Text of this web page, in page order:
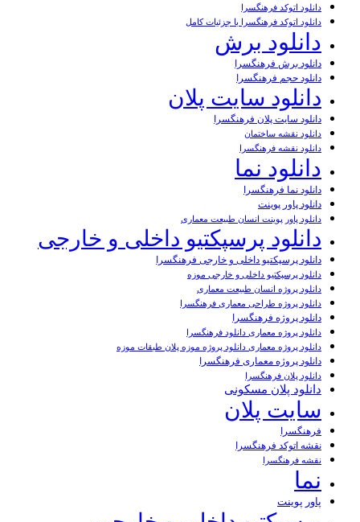
دانلود اتوکد فرهنگسرا
دانلود اتوکد فرهنگسرا با جزئیات کامل
دانلود برش
دانلود برش فرهنگسرا
دانلود حجم فرهنگسرا
دانلود سایت پلان
دانلود سایت پلان فرهنگسرا
دانلود نقشه ساختمان
دانلود نقشه فرهنگسرا
دانلود نما
دانلود نما فرهنگسرا
دانلود پاور پوینت
دانلود پاور پوینت انسان طبیعت معماری
دانلود پرسپکتیو داخلی و خارجی
دانلود پرسپکتیو داخلی و خارجی فرهنگسرا
دانلود پرسپکتیو داخلی و خارجی موزه
دانلود پروژه انسان طبیعت معماری
دانلود پروژه طراحی معماری فرهنگسرا
دانلود پروژه فرهنگسرا
دانلود پروژه معماری دانلود فرهنگسرا
دانلود پروژه معماری دانلود پروژه موزه پلان طبقات موزه
دانلود پروژه معماری فرهنگسرا
دانلود پلان فرهنگسرا
دانلود پلان مسکونی
سایت پلان
فرهنگسرا
نقشه اتوکد فرهنگسرا
نقشه فرهنگسرا
نما
پاور پوینت